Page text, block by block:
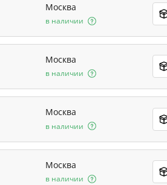
Москва
в наличии
Москва
в наличии
Москва
в наличии
Москва
в наличии